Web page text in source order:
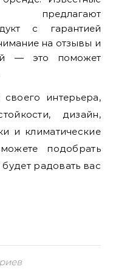
с гарантией
на отзывы и
— это поможет
интерьера,
дизайн,
и климатические
подобрать
радовать вас